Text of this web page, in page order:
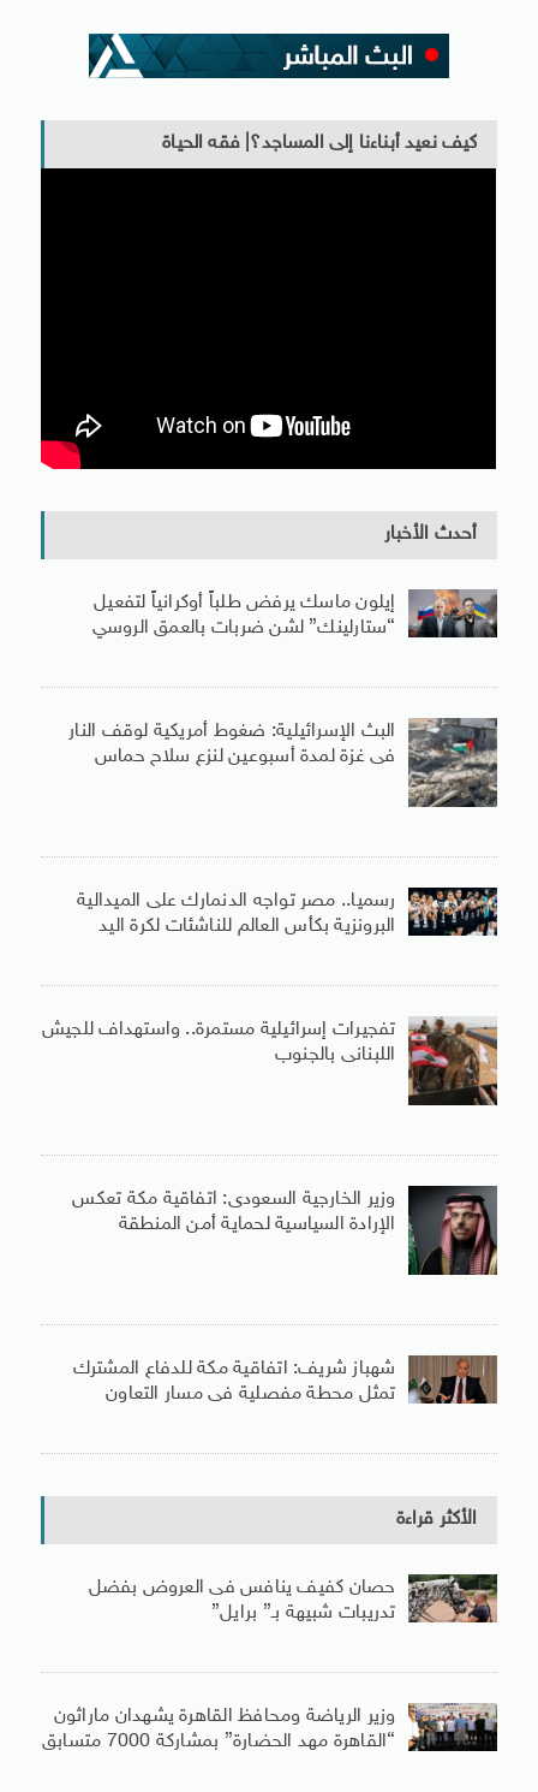
كيف نعيد أبناءنا إلى المساجد؟| فقه الحياة
أحدث الأخبار
إيلون ماسك يرفض طلباً أوكرانياً لتفعيل
“ستارلينك” لشن ضربات بالعمق الروسي
البث الإسرائيلية: ضغوط أمريكية لوقف النار
فى غزة لمدة أسبوعين لنزع سلاح حماس
رسميا.. مصر تواجه الدنمارك على الميدالية
البرونزية بكأس العالم للناشئات لكرة اليد
تفجيرات إسرائيلية مستمرة.. واستهداف للجيش
اللبنانى بالجنوب
وزير الخارجية السعودى: اتفاقية مكة تعكس
الإرادة السياسية لحماية أمن المنطقة
شهباز شريف: اتفاقية مكة للدفاع المشترك
تمثل محطة مفصلية فى مسار التعاون
الأكثر قراءة
حصان كفيف ينافس فى العروض بفضل
تدريبات شبيهة بـ” برايل”
وزير الرياضة ومحافظ القاهرة يشهدان ماراثون
“القاهرة مهد الحضارة” بمشاركة 7000 متسابق